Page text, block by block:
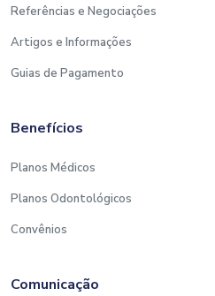
Referências e Negociações
Artigos e Informações
Guias de Pagamento
Benefícios
Planos Médicos
Planos Odontológicos
Convênios
Comunicação